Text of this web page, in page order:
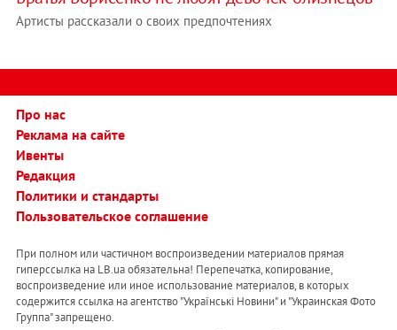
Артисты рассказали о своих предпочтениях
Про нас
Реклама на сайте
Ивенты
Редакция
Политики и стандарты
Пользовательское соглашение
При полном или частичном воспроизведении материалов прямая
гиперссылка на LB.ua обязательна! Перепечатка, копирование,
воспроизведение или иное использование материалов, в которых
содержится ссылка на агентство "Українськi Новини" и "Украинская Фото
Группа" запрещено.